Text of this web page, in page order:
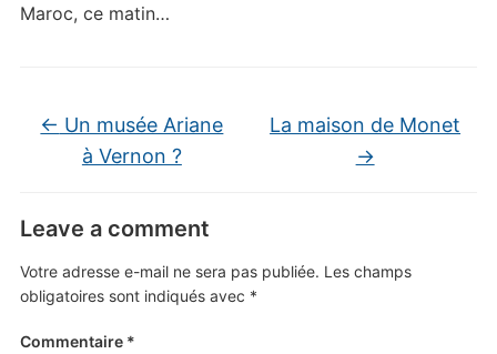
Maroc, ce matin…
← Un musée Ariane
à Vernon ?
La maison de Monet
→
Leave a comment
Votre adresse e-mail ne sera pas publiée. Les champs
obligatoires sont indiqués avec *
Commentaire *